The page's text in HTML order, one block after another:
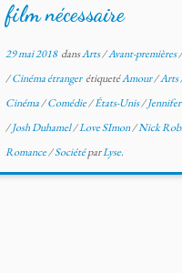
film nécessaire
29 mai 2018dansArts/Avant-premières
/Cinéma étranger étiquetéAmour/Arts
Cinéma/Comédie/États-Unis/
/Josh Duhamel/Love SImon/Nick
Romance/SociétéparLyse.